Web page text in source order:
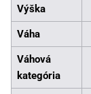
Výška
Váha
Váhová
kategória